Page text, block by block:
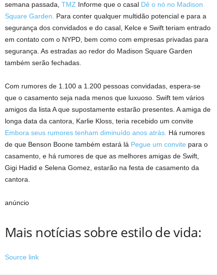
semana passada, TMZ Informe que o casal Dê o nó no Madison
Square Garden.
Para conter qualquer multidão potencial e para a
segurança dos convidados e do casal, Kelce e Swift teriam entrado
em contato com o NYPD, bem como com empresas privadas para
segurança. As estradas ao redor do Madison Square Garden
também serão fechadas.
Com rumores de 1.100 a 1.200 pessoas convidadas, espera-se
que o casamento seja nada menos que luxuoso. Swift tem vários
amigos da lista A que supostamente estarão presentes. A amiga de
longa data da cantora, Karlie Kloss, teria recebido um convite
Embora seus rumores tenham diminuído anos atrás. Há rumores
de que Benson Boone também estará lá Pegue um convite para o
casamento, e há rumores de que as melhores amigas de Swift,
Gigi Hadid e Selena Gomez, estarão na festa de casamento da
cantora.
anúncio
Mais notícias sobre estilo de vida:
Source link